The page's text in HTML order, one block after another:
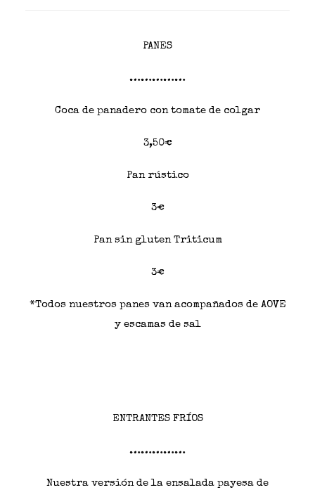
PANES
……………
Coca de panadero con tomate de colgar
3,50€
Pan rústico
3€
Pan sin gluten Triticum
3€
*Todos nuestros panes van acompañados de AOVE
y escamas de sal
ENTRANTES FRÍOS
……………
Nuestra versión de la ensalada payesa de